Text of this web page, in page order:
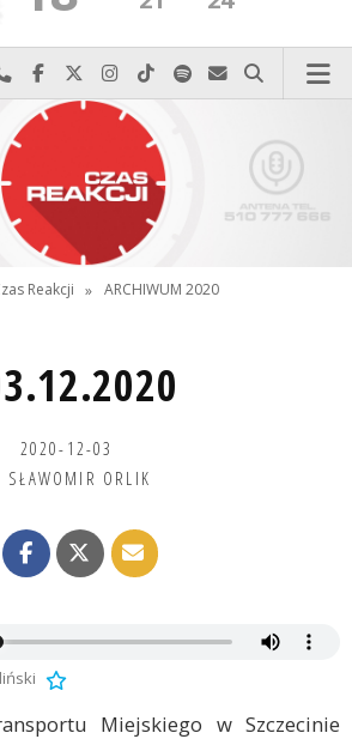
Najlepiej po prostu do nas zadzwoń
Odwiedź nas na Facebook-u
Odwiedź nas na X
Odwiedź nas na Instagram-ie
Odwiedź nas na TikTok-u
Szukaj nas na Spotify
Wyślij do nas
Szukaj
Reakcji » ARCHIWUM 2020
2020-12-03
SŁAWOMIR ORLIK
Miejskiego w Szczecinie